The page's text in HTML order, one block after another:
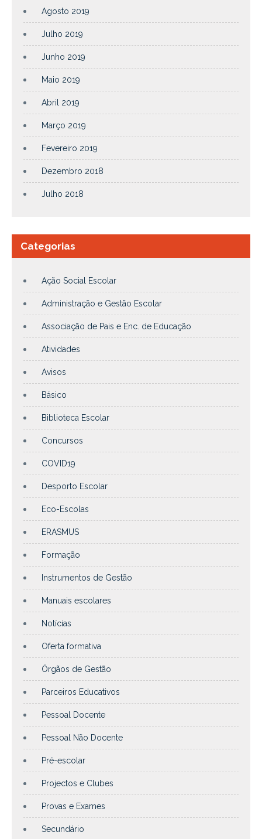
Agosto 2019
Julho 2019
Junho 2019
Maio 2019
Abril 2019
Março 2019
Fevereiro 2019
Dezembro 2018
Julho 2018
Categorias
Ação Social Escolar
Administração e Gestão Escolar
Associação de Pais e Enc. de Educação
Atividades
Avisos
Básico
Biblioteca Escolar
Concursos
COVID19
Desporto Escolar
Eco-Escolas
ERASMUS
Formação
Instrumentos de Gestão
Manuais escolares
Notícias
Oferta formativa
Órgãos de Gestão
Parceiros Educativos
Pessoal Docente
Pessoal Não Docente
Pré-escolar
Projectos e Clubes
Provas e Exames
Secundário